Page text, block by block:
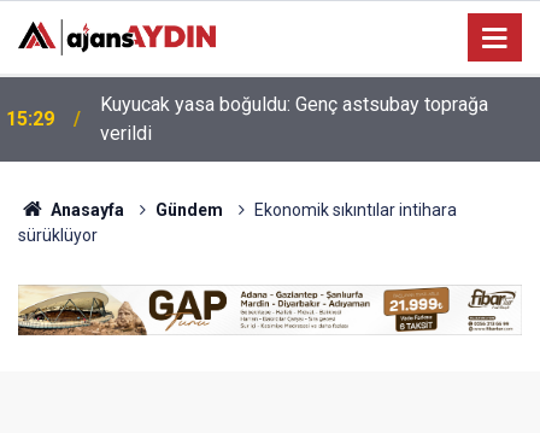
14:23
Erdoğan'ın müjdesi hayata geçiyor! Aydın Şehir
Hastanesi'nde ilk adım atıldı
Anasayfa Gündem
Ekonomik sıkıntılar intihara
sürüklüyor